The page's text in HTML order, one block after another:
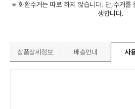
※ 화환수거는 따로 하지 않습니다. 단,수거를
생합니다.
상품상세정보 배송안내 사